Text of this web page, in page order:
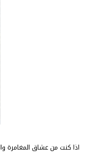
اذا كنت من عشاق المغامرة